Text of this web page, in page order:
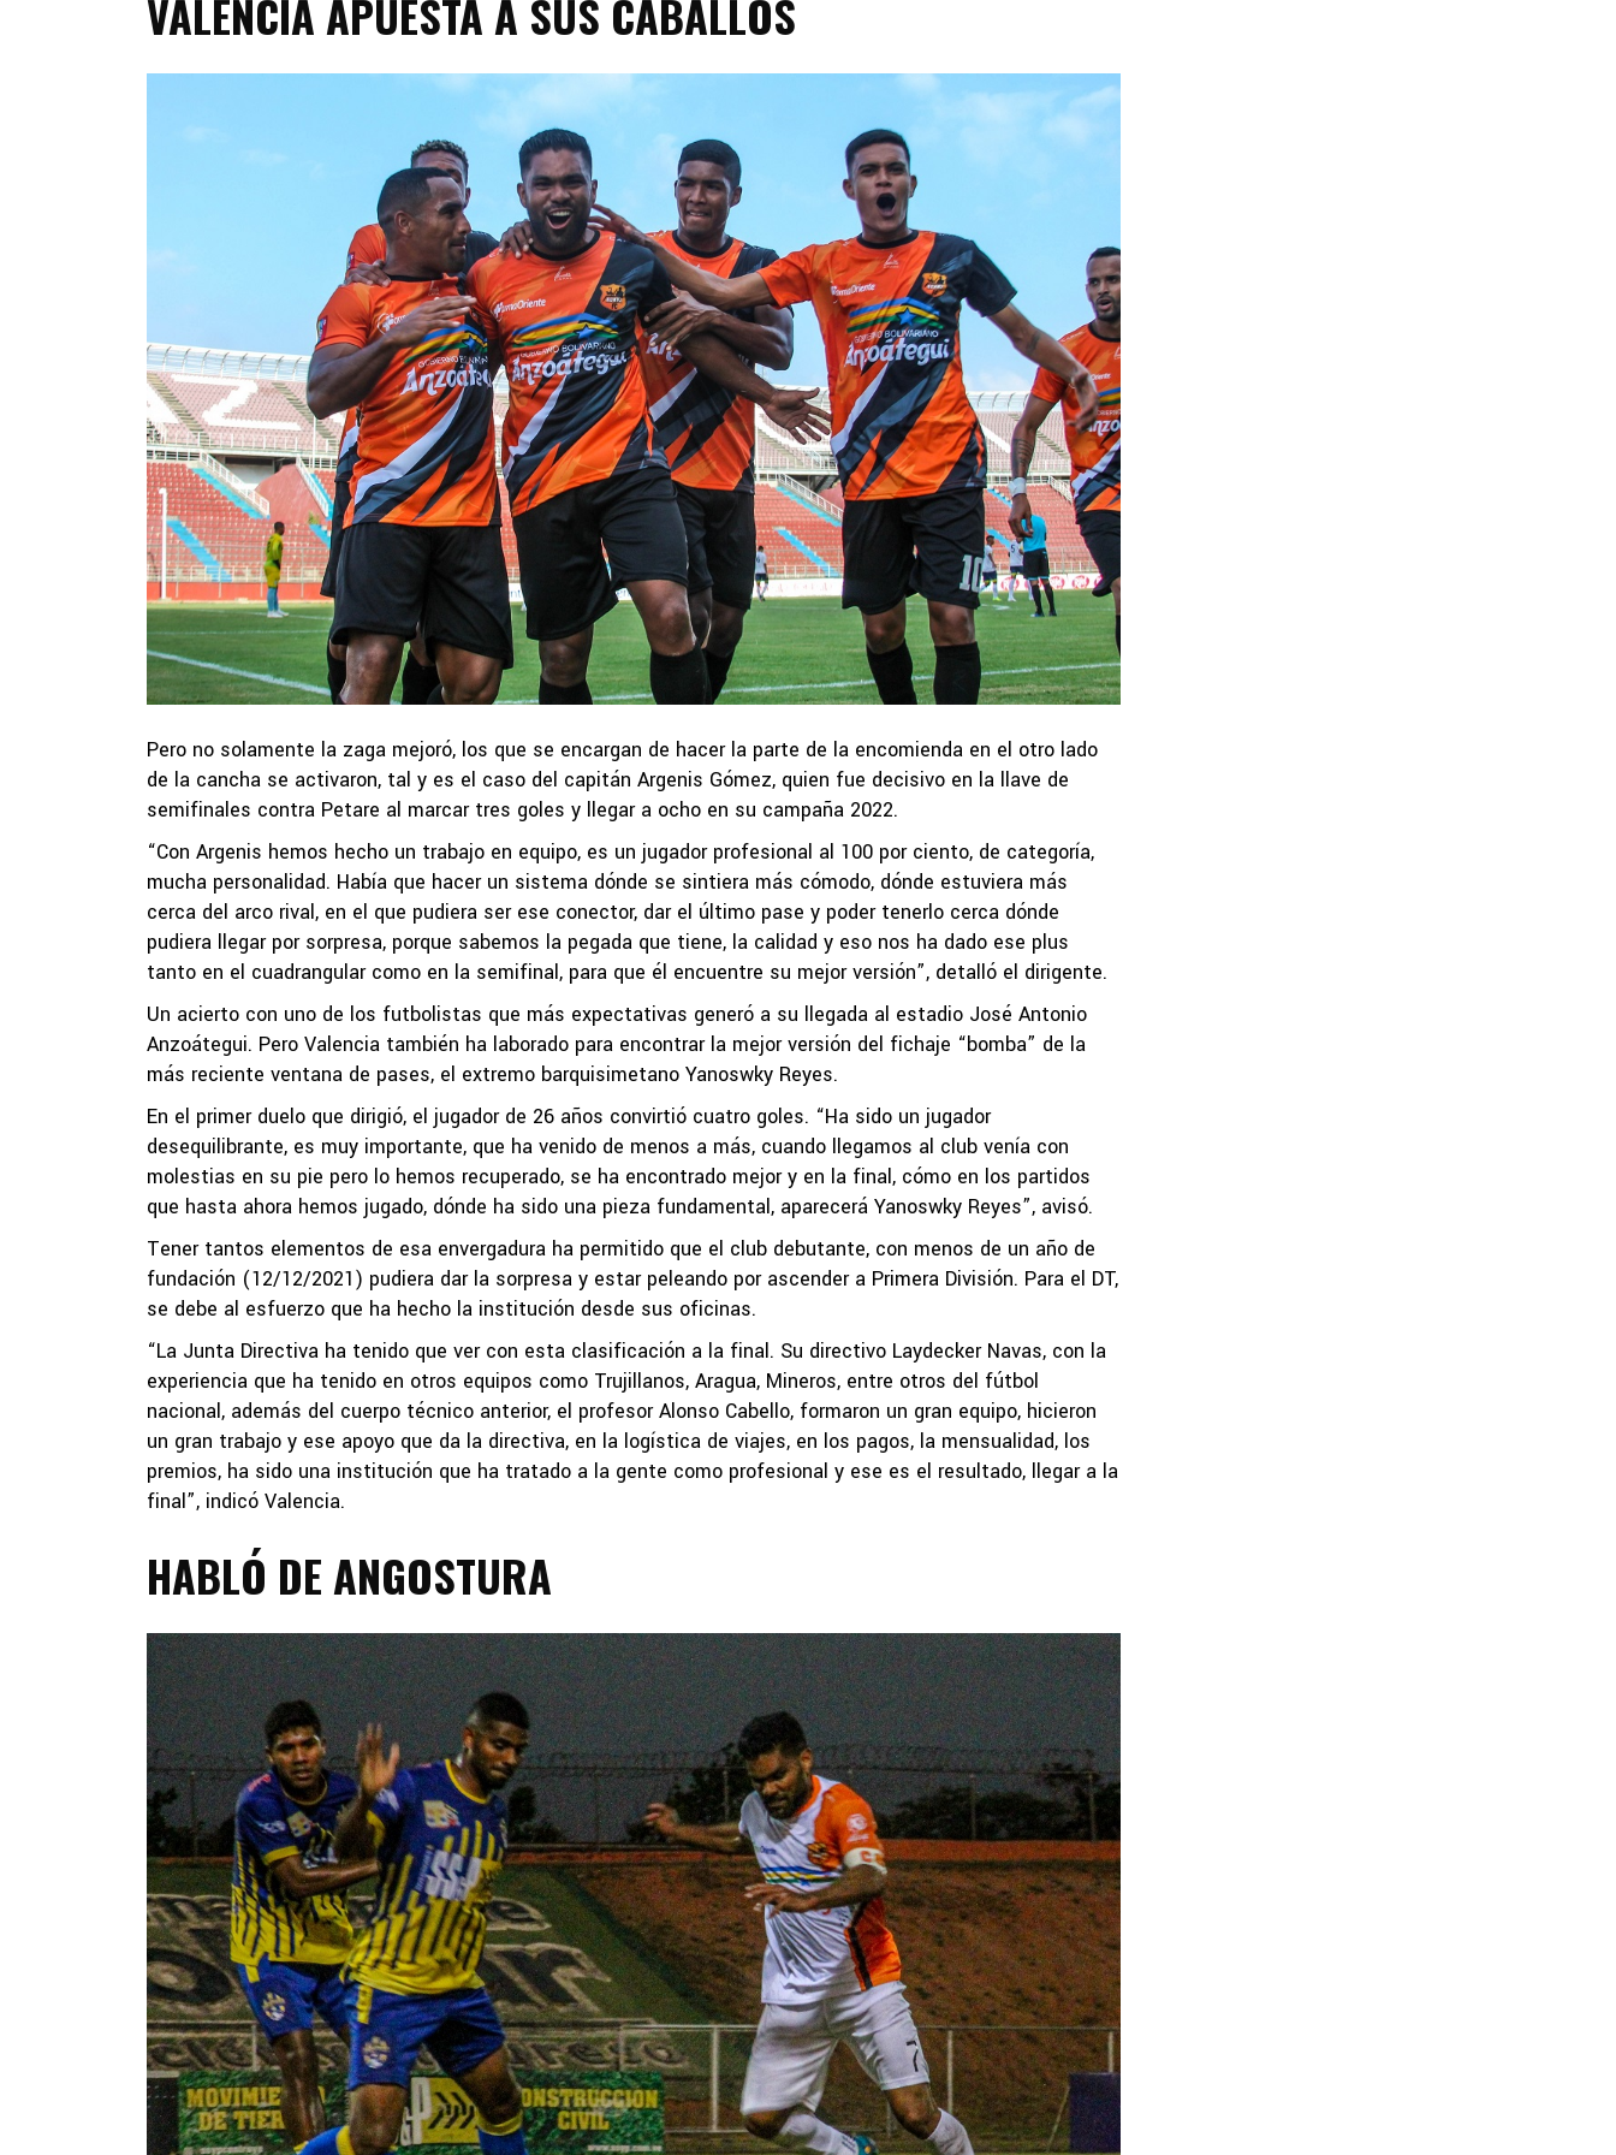
VALENCIA APUESTA A SUS CABALLOS
Pero no solamente la zaga mejoró, los que se encargan de hacer la parte de la encomienda en el otro lado
de la cancha se activaron, tal y es el caso del capitán Argenis Gómez, quien fue decisivo en la llave de
semifinales contra Petare al marcar tres goles y llegar a ocho en su campaña 2022.
“Con Argenis hemos hecho un trabajo en equipo, es un jugador profesional al 100 por ciento, de categoría,
mucha personalidad. Había que hacer un sistema dónde se sintiera más cómodo, dónde estuviera más
cerca del arco rival, en el que pudiera ser ese conector, dar el último pase y poder tenerlo cerca dónde
pudiera llegar por sorpresa, porque sabemos la pegada que tiene, la calidad y eso nos ha dado ese plus
tanto en el cuadrangular como en la semifinal, para que él encuentre su mejor versión”, detalló el dirigente.
Un acierto con uno de los futbolistas que más expectativas generó a su llegada al estadio José Antonio
Anzoátegui. Pero Valencia también ha laborado para encontrar la mejor versión del fichaje “bomba” de la
más reciente ventana de pases, el extremo barquisimetano Yanoswky Reyes.
En el primer duelo que dirigió, el jugador de 26 años convirtió cuatro goles. “Ha sido un jugador
desequilibrante, es muy importante, que ha venido de menos a más, cuando llegamos al club venía con
molestias en su pie pero lo hemos recuperado, se ha encontrado mejor y en la final, cómo en los partidos
que hasta ahora hemos jugado, dónde ha sido una pieza fundamental, aparecerá Yanoswky Reyes”, avisó.
Tener tantos elementos de esa envergadura ha permitido que el club debutante, con menos de un año de
fundación (12/12/2021) pudiera dar la sorpresa y estar peleando por ascender a Primera División. Para el DT,
se debe al esfuerzo que ha hecho la institución desde sus oficinas.
“La Junta Directiva ha tenido que ver con esta clasificación a la final. Su directivo Laydecker Navas, con la
experiencia que ha tenido en otros equipos como Trujillanos, Aragua, Mineros, entre otros del fútbol
nacional, además del cuerpo técnico anterior, el profesor Alonso Cabello, formaron un gran equipo, hicieron
un gran trabajo y ese apoyo que da la directiva, en la logística de viajes, en los pagos, la mensualidad, los
premios, ha sido una institución que ha tratado a la gente como profesional y ese es el resultado, llegar a la
final”, indicó Valencia.
HABLÓ DE ANGOSTURA